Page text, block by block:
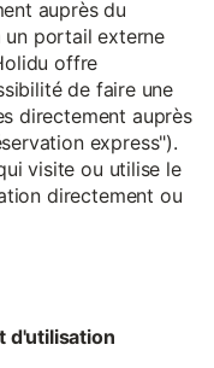
auprès du
un portail externe
offre
de faire une
directement auprès
express").
visite ou utilise le
directement ou
d'utilisation